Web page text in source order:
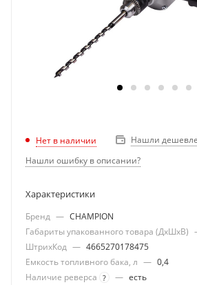
Нет в наличии
Нашли
Нашли ошибку в описании?
Характеристики
Бренд — CHAMPION
Габариты упакованного товара (ДхШхВ)
ШтрихКод — 4665270178475
Емкость топливного бака, л — 0,4
Наличие реверса ? — есть